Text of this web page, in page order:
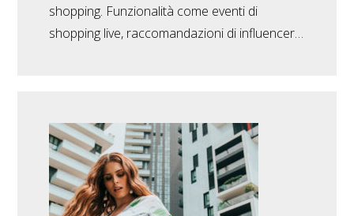
shopping. Funzionalità come eventi di
shopping live, raccomandazioni di influencer…